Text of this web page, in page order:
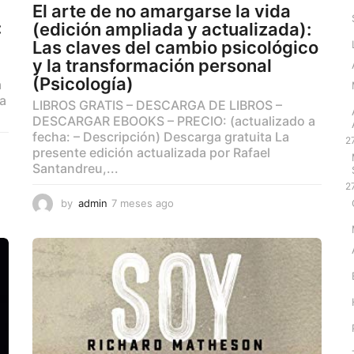
El arte de no amargarse la vida
(edición ampliada y actualizada):
Las claves del cambio psicológico
y la transformación personal
(Psicología)
LIBROS GRATIS – DESCARGA DE LIBROS –
DESCARGAR EBOOKS – PRECIO: (actualizado a
fecha: – Descripción) Descarga gratuita La
presente edición actualizada por Rafael
Santandreu,...
by admin 7 meses ago
s
e
s
a
g
o